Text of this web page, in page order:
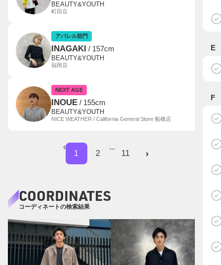
E
F
BEAUTY&YOUTH
町田店
アパレル部門
INAGAKI / 157cm
BEAUTY&YOUTH
福岡店
NEXT AGE
INOUE / 155cm
BEAUTY&YOUTH
NICE WEATHER / California General Store 船橋店
‹
1 2
...
11 ›
COORDINATES
コーディネートの検索結果